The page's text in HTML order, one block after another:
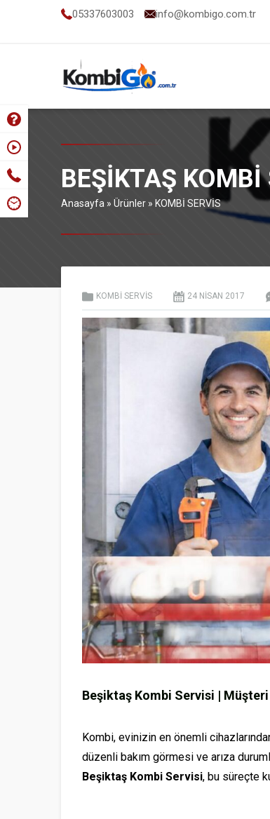
05337603003 info@kombigo.com.tr
BEŞIKTAŞ KOMBI
Anasayfa » Ürünler » KOMBİ SERVİS
KOMBİ SERVİS 24 NISAN 2017
Beşiktaş Kombi Servisi |
Kombi, evinizin en önemli
düzenli bakım görmesi ve arıza
Beşiktaş Kombi Servisi, bu süreçte